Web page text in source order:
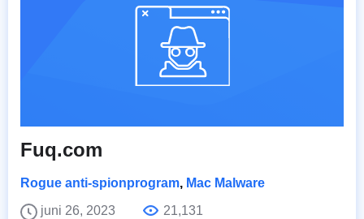
Fuq.com
Rogue anti-spionprogram, Mac Malware
juni 26, 2023
21,131